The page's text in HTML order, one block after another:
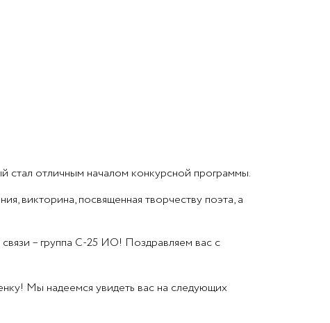
стал отличным началом конкурсной программы.
викторина, посвященная творчеству поэта, а
– группа С-25 ИО! Поздравляем вас с
Мы надеемся увидеть вас на следующих